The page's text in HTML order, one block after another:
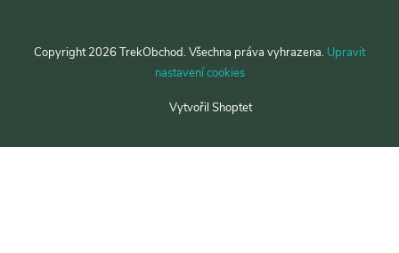
Vytvořil Shoptet
Copyright 2026 TrekObchod. Všechna práva vyhrazena. Upravit
nastavení cookies